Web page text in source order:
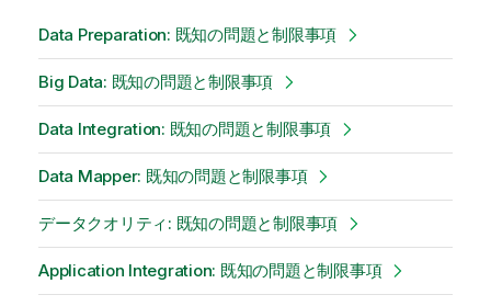
Data Preparation: 既知の問題と制限事項
Big Data: 既知の問題と制限事項
Data Integration: 既知の問題と制限事項
Data Mapper: 既知の問題と制限事項
データクオリティ: 既知の問題と制限事項
Application Integration: 既知の問題と制限事項